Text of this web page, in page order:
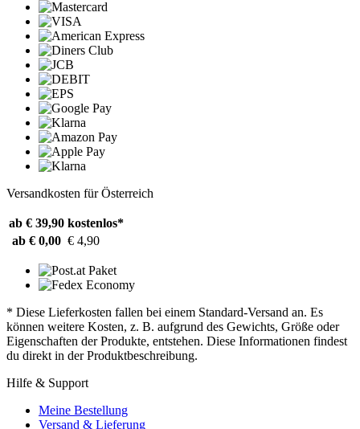
Versandkosten für Österreich
ab € 39,90 kostenlos*
ab € 0,00 € 4,90
* Diese Lieferkosten fallen bei einem Standard-Versand an. Es
können weitere Kosten, z. B. aufgrund des Gewichts, Größe oder
Eigenschaften der Produkte, entstehen. Diese Informationen findest
du direkt in der Produktbeschreibung.
Hilfe & Support
Meine Bestellung
Versand & Lieferung